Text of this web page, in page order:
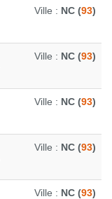
Ville : NC (93)
Ville : NC (93)
Ville : NC (93)
Ville : NC (93)
Ville : NC (93)